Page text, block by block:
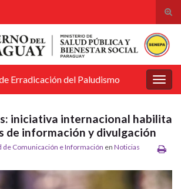
el
de
for:
la
Erradicación del Paludismo
iniciativa internacional habilita
de información y divulgación
de Comunicación e Información en Noticias